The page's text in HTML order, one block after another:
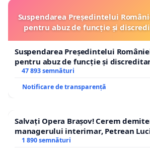
Suspendarea Președintelui
pentru abuz de funcție și
Suspendarea Președintelui
pentru abuz de funcție și
47 893 semnături
Notificare de transparență
Salvați Opera Brașov! Cerem
managerului interimar, Petrean
1 890 semnături